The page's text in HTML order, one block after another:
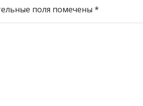
поля помечены *